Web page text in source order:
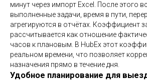
минут через импорт Excel. После этого
выполненные задачи, время в пути,
агрегируются в отчётах. Коэффициент
рассчитывается как отношение
часов к плановым. В HubEx этот
реальном времени, что позволяет
назначения прямо в течение дня.
Удобное планирование для